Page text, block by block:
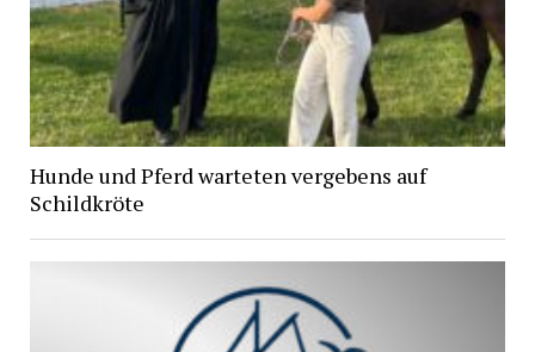
Hunde und Pferd warteten vergebens auf
Schildkröte